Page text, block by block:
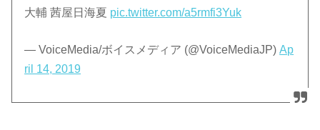
大輔 茜屋日海夏 pic.twitter.com/a5rmfi3Yuk
— VoiceMedia/ボイスメディア (@VoiceMediaJP)Ap
ril 14, 2019